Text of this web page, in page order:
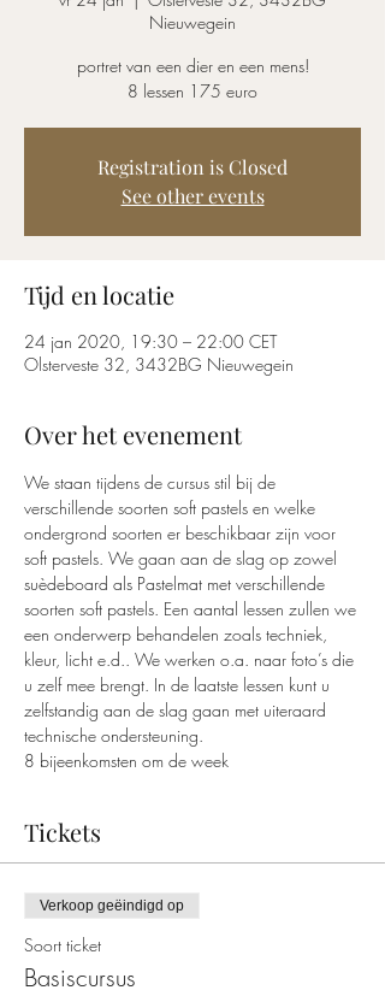
Nieuwegein
portret van een dier en een mens!
8 lessen 175 euro
Registration is Closed
See other events
Tijd en locatie
24 jan 2020, 19:30 – 22:00 CET
Olsterveste 32, 3432BG Nieuwegein
Over het evenement
We staan tijdens de cursus stil bij de
verschillende soorten soft pastels en welke
ondergrond soorten er beschikbaar zijn voor
soft pastels. We gaan aan de slag op zowel
suèdeboard als Pastelmat met verschillende
soorten soft pastels. Een aantal lessen zullen we
een onderwerp behandelen zoals techniek,
kleur, licht e.d.. We werken o.a. naar foto’s die
u zelf mee brengt. In de laatste lessen kunt u
zelfstandig aan de slag gaan met uiteraard
technische ondersteuning.
8 bijeenkomsten om de week
Tickets
Verkoop geëindigd op
Soort ticket
Basiscursus